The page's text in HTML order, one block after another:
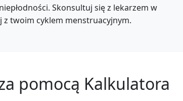
Skonsultuj się z lekarzem w
z twoim cyklem menstruacyjnym.
pomocą Kalkulatora